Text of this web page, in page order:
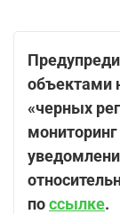
объектами
«черных
поссылке.